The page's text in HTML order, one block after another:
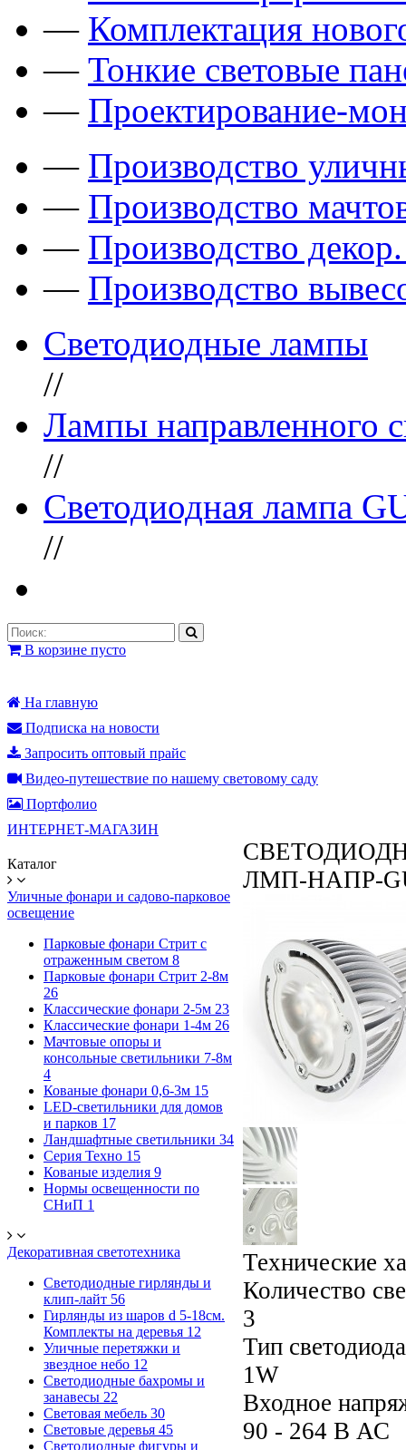
— Комплектация
— Тонкие световые
— Проектирование-
— Производство
— Производство
— Производство
— Производство
Светодиодные лампы
//
Лампы направленного
//
Светодиодная лампа
//
В корзине пусто
На главную
Подписка на новости
Запросить оптовый прайс
Видео-путешествие по нашему световому саду
Портфолио
ИНТЕРНЕТ-МАГАЗИН
Каталог
Уличные фонари и садово-парковое
освещение
Парковые фонари Стрит с
отраженным светом 8
Парковые фонари Стрит 2-8м
26
Классические фонари 2-5м 23
Классические фонари 1-4м 26
Мачтовые опоры и
консольные светильники 7-8м
4
Кованые фонари 0,6-3м 15
LED-светильники для домов
и парков 17
Ландшафтные светильники 34
Серия Техно 15
Кованые изделия 9
Нормы освещенности по
СНиП 1
Декоративная светотехника
Светодиодные гирлянды и
клип-лайт 56
Гирлянды из шаров d 5-18cм.
Комплекты на деревья 12
Уличные перетяжки и
звездное небо 12
Светодиодные бахромы и
занавесы 22
Световая мебель 30
Световые деревья 45
Светодиодные фигуры и
ЛМП-НАПР-
Технические
Количество
3
Тип
1W
Входное
90 - 264 В АС